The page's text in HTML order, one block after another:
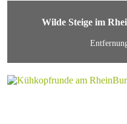
Wilde Steige im